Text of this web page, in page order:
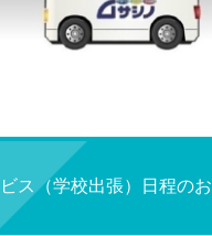
ス（学校出張）日程のお